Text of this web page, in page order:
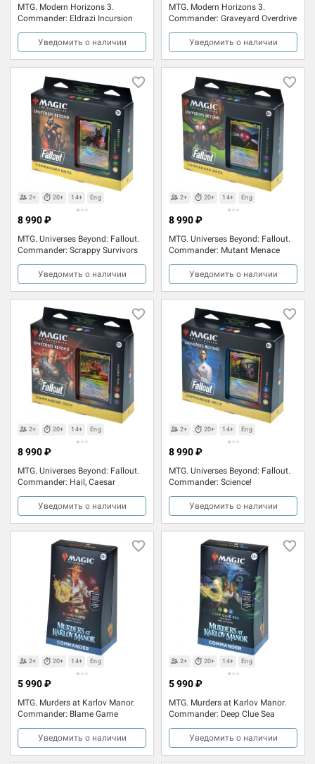
MTG. Modern Horizons 3.
Commander: Eldrazi Incursion
Уведомить о наличии
MTG. Modern Horizons 3.
Commander: Graveyard Overdrive
Уведомить о наличии
2+ 20+ 14+ Eng
MTG. Universes Beyond: Fallout.
Commander: Scrappy Survivors
8 990 ₽
Уведомить о наличии
2+ 20+ 14+ Eng
MTG. Universes Beyond: Fallout.
Commander: Mutant Menace
8 990 ₽
Уведомить о наличии
2+ 20+ 14+ Eng
MTG. Universes Beyond: Fallout.
Commander: Hail, Caesar
8 990 ₽
Уведомить о наличии
2+ 20+ 14+ Eng
MTG. Universes Beyond: Fallout.
Commander: Science!
8 990 ₽
Уведомить о наличии
2+ 20+ 14+ Eng
MTG. Murders at Karlov Manor.
Commander: Blame Game
5 990 ₽
Уведомить о наличии
2+ 20+ 14+ Eng
MTG. Murders at Karlov Manor.
Commander: Deep Clue Sea
5 990 ₽
Уведомить о наличии